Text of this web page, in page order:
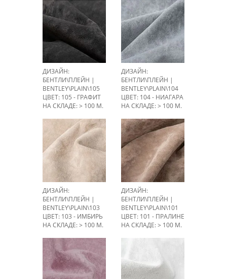
ДИЗАЙН:
БЕНТЛИ\ПЛЕЙН |
BENTLEY\PLAIN\105
ЦВЕТ: 105 - ГРАФИТ
НА СКЛАДЕ: > 100 М.
ДИЗАЙН:
БЕНТЛИ\ПЛЕЙН |
BENTLEY\PLAIN\104
ЦВЕТ: 104 - НИАГАРА
НА СКЛАДЕ: > 100 М.
ДИЗАЙН:
БЕНТЛИ\ПЛЕЙН |
BENTLEY\PLAIN\103
ЦВЕТ: 103 - ИМБИРЬ
НА СКЛАДЕ: > 100 М.
ДИЗАЙН:
БЕНТЛИ\ПЛЕЙН |
BENTLEY\PLAIN\101
ЦВЕТ: 101 - ПРАЛИНЕ
НА СКЛАДЕ: > 100 М.